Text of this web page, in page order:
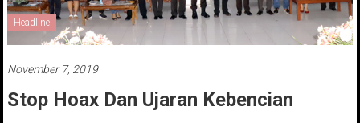
Headline
November 7, 2019
Stop Hoax Dan Ujaran Kebencian